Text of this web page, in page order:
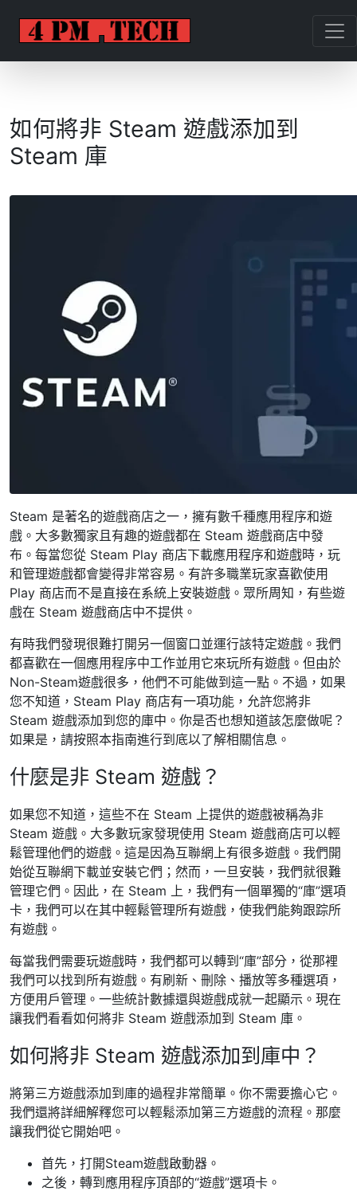
如何將非 Steam 遊戲添加到
Steam 庫
Steam 是著名的遊戲商店之一，擁有數千種應用程序和遊
戲。大多數獨家且有趣的遊戲都在 Steam 遊戲商店中發
布。每當您從 Steam Play 商店下載應用程序和遊戲時，玩
和管理遊戲都會變得非常容易。有許多職業玩家喜歡使用
Play 商店而不是直接在系統上安裝遊戲。眾所周知，有些遊
戲在 Steam 遊戲商店中不提供。
有時我們發現很難打開另一個窗口並運行該特定遊戲。我們
都喜歡在一個應用程序中工作並用它來玩所有遊戲。但由於
Non-Steam遊戲很多，他們不可能做到這一點。不過，如果
您不知道，Steam Play 商店有一項功能，允許您將非
Steam 遊戲添加到您的庫中。你是否也想知道該怎麼做呢？
如果是，請按照本指南進行到底以了解相關信息。
什麼是非 Steam 遊戲？
如果您不知道，這些不在 Steam 上提供的遊戲被稱為非
Steam 遊戲。大多數玩家發現使用 Steam 遊戲商店可以輕
鬆管理他們的遊戲。這是因為互聯網上有很多遊戲。我們開
始從互聯網下載並安裝它們；然而，一旦安裝，我們就很難
管理它們。因此，在 Steam 上，我們有一個單獨的“庫”選項
卡，我們可以在其中輕鬆管理所有遊戲，使我們能夠跟踪所
有遊戲。
每當我們需要玩遊戲時，我們都可以轉到“庫”部分，從那裡
我們可以找到所有遊戲。有刷新、刪除、播放等多種選項，
方便用戶管理。一些統計數據還與遊戲成就一起顯示。現在
讓我們看看如何將非 Steam 遊戲添加到 Steam 庫。
如何將非 Steam 遊戲添加到庫中？
將第三方遊戲添加到庫的過程非常簡單。你不需要擔心它。
我們還將詳細解釋您可以輕鬆添加第三方遊戲的流程。那麼
讓我們從它開始吧。
首先，打開Steam遊戲啟動器。
之後，轉到應用程序頂部的“遊戲”選項卡。